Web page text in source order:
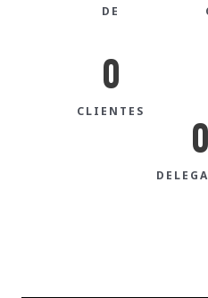
DE
0
CLIENTES 0